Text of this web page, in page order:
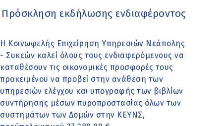
Πρόσκληση εκδήλωσης ενδιαφέροντος
Η Κοινωφελής Επιχείρηση Υπηρεσιών Νεάπολης
- Συκεών καλεί όλους τους ενδιαφερόμενους να
καταθέσουν τις οικονομικές προσφορές τους
προκειμένου να προβεί στην ανάθεση των
υπηρεσιών ελέγχου και υπογραφής των βιβλίων
συντήρησης μέσων πυροπροστασίας όλων των
συστημάτων των Δομών στην ΚΕΥΝΣ,